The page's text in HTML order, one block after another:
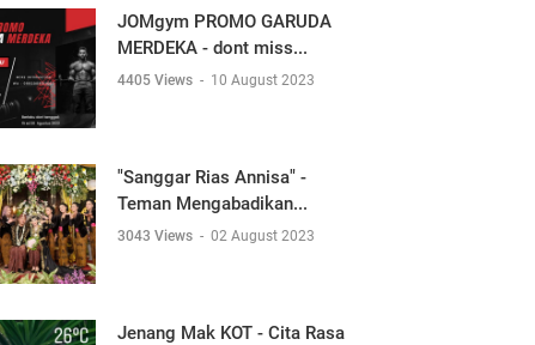
JOMgym PROMO GARUDA
MERDEKA - dont miss...
4405 Views - 10 August 2023
"Sanggar Rias Annisa" -
Teman Mengabadikan...
3043 Views - 02 August 2023
Jenang Mak KOT - Cita Rasa